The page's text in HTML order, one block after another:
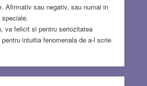
Afirmativ sau negativ, sau numai in
va felicit si pentru seriozitatea
intuitia fenomenala de a-l scrie